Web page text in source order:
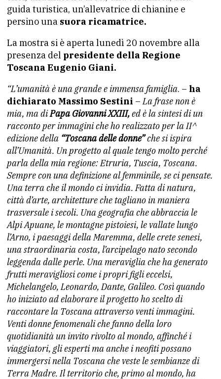
guida turistica, un’allevatrice di chianine e
persino una suora ricamatrice.
La mostra si è aperta lunedì 20 novembre alla
presenza del presidente della Regione
Toscana Eugenio Giani.
“L’umanità è una grande e immensa famiglia. – ha
dichiarato Massimo Sestini – La frase non è
mia, ma diPapa Giovanni XXIII,ed è la sintesi di un
racconto per immagini che ho realizzato per la II^
edizione della “Toscana delle donne”che si ispira
all’Umanità. Un progetto al quale tengo molto perché
parla della mia regione: Etruria, Tuscia, Toscana.
Sempre con una definizione al femminile, se ci pensate.
Una terra che il mondo ci invidia. Fatta di natura,
città d’arte, architetture che tagliano in maniera
trasversale i secoli. Una geografia che abbraccia le
Alpi Apuane, le montagne pistoiesi, le vallate lungo
l’Arno, i paesaggi della Maremma, delle crete senesi,
una straordinaria costa, l’arcipelago nato secondo
leggenda dalle perle. Una meraviglia che ha generato
frutti meravigliosi come i propri figli eccelsi,
Michelangelo, Leonardo, Dante, Galileo. Così quando
ho iniziato ad elaborare il progetto ho scelto di
raccontare la Toscana attraverso venti immagini.
Venti donne fenomenali che fanno della loro
quotidianità un invito rivolto al mondo, affinché i
viaggiatori, gli esperti ma anche i neofiti possano
immergersi nella Toscana che veste le sembianze di
Terra Madre. Il territorio che, primo al mondo, ha